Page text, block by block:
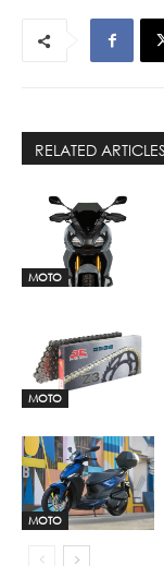
RELATED ARTICLES
MOTO
MOTO
MOTO